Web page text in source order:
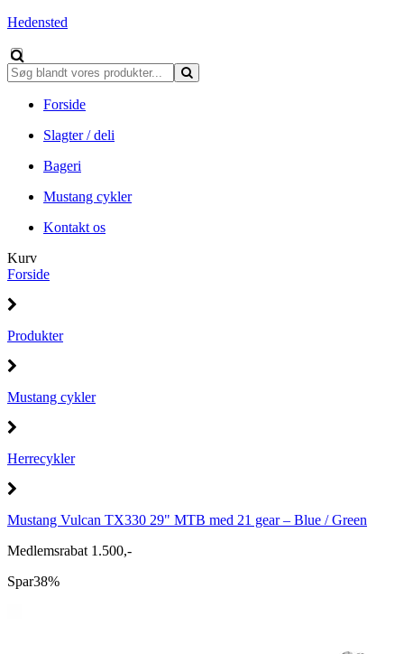
Hedensted
Forside
Slagter / deli
Bageri
Mustang cykler
Kontakt os
Kurv
Forside
Produkter
Mustang cykler
Herrecykler
Mustang Vulcan TX330 29" MTB med 21 gear – Blue / Green
Medlemsrabat 1.500,-
Spar38%